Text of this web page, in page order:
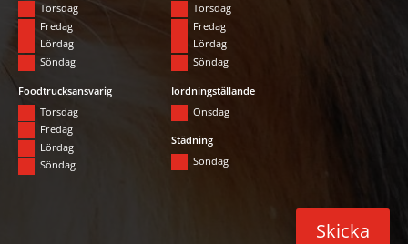
Torsdag
Fredag
Lördag
Söndag
Torsdag
Fredag
Lördag
Söndag
Foodtrucksansvarig
Torsdag
Fredag
Lördag
Söndag
Iordningställande
Onsdag
Städning
Söndag
Skicka